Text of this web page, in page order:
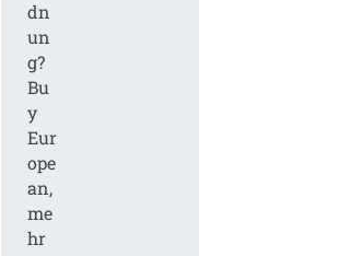
dn
un
g?
Bu
y
Eur
ope
an,
me
hr